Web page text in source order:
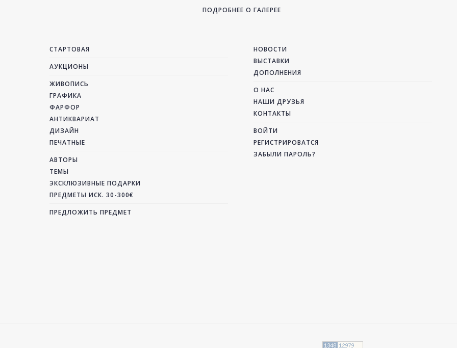
ПОДРОБНЕЕ О ГАЛЕРЕЕ
СТАРТОВАЯ
АУКЦИОНЫ
ЖИВОПИСЬ
ГРАФИКА
ФАРФОР
АНТИКВАРИАТ
ДИЗАЙН
ПЕЧАТНЫЕ
АВТОРЫ
ТЕМЫ
ЭКСКЛЮЗИВНЫЕ ПОДАРКИ
ПРЕДМЕТЫ ИСК. 30-300€
ПРЕДЛОЖИТЬ ПРЕДМЕТ
НОВОСТИ
ВЫСТАВКИ
ДОПОЛНЕНИЯ
О НАС
НАШИ ДРУЗЬЯ
КОНТАКТЫ
ВОЙТИ
РЕГИСТРИРОВАТСЯ
ЗАБЫЛИ ПАРОЛЬ?